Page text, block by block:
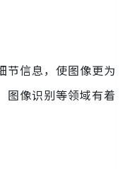
节信息，使图像更为
图像识别等领域有着